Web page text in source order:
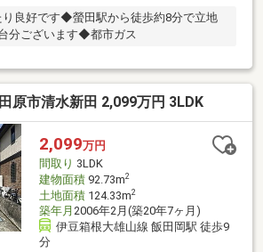
良好です◆螢田駅から徒歩約8分で立地
分ございます◆都市ガス
原市清水新田 2,099万円 3LDK
2,099万円
間取り 3LDK
建物面積92.73m2
土地面積124.33m2
築年月 2006年2月(築20年7ヶ月)
伊豆箱根大雄山線 飯田岡駅 徒歩9
分